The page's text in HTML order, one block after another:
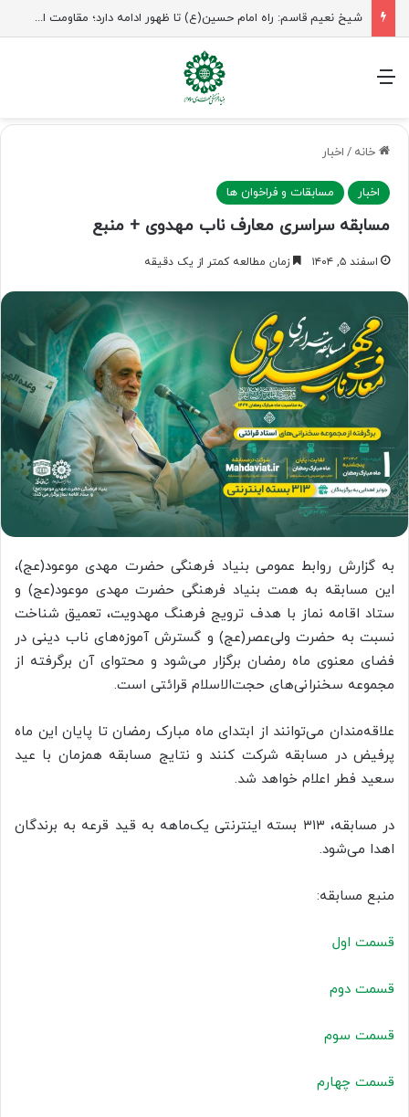
راهپیمایی اربعین، رزمایش منتظران ظهور
منو
خانه / اخبار
اخبار مسابقات و فراخوان ها
مسابقه سراسری معارف ناب مهدوی + منبع
اسفند ۵, ۱۴۰۴ زمان مطالعه کمتر از یک دقیقه
به گزارش روابط عمومی بنیاد فرهنگی حضرت مهدی موعود(عج)،
این مسابقه به همت بنیاد فرهنگی حضرت مهدی موعود(عج) و
ستاد اقامه نماز با هدف ترویج فرهنگ مهدویت، تعمیق شناخت
نسبت به حضرت ولی‌عصر(عج) و گسترش آموزه‌های ناب دینی در
فضای معنوی ماه رمضان برگزار می‌شود و محتوای آن برگرفته از
مجموعه سخنرانی‌های حجت‌الاسلام قرائتی است.
علاقه‌مندان می‌توانند از ابتدای ماه مبارک رمضان تا پایان این ماه
پرفیض در مسابقه شرکت کنند و نتایج مسابقه همزمان با عید
سعید فطر اعلام خواهد شد.
در مسابقه، ۳۱۳ بسته اینترنتی یک‌ماهه به قید قرعه به برندگان
اهدا می‌شود.
منبع مسابقه:
قسمت اول
قسمت دوم
قسمت سوم
قسمت چهارم